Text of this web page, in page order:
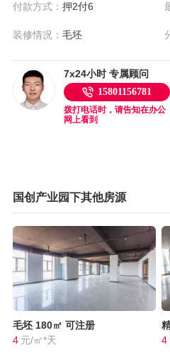
付款方式： 押2付6
装修情况： 毛坯
7x24小时 专属顾问
15801156781
拨打电话时，请告知在办公
网上看到
国创产业园下其他房源
毛坯 180㎡ 可注册
4 元/㎡*天
4